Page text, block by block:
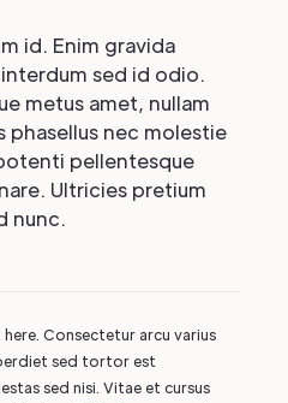
id. Enim gravida
sed id odio.
metus amet, nullam
phasellus nec molestie
pellentesque
Ultricies pretium
nunc.
Consectetur arcu varius
sed tortor est
sed nisi. Vitae et cursus